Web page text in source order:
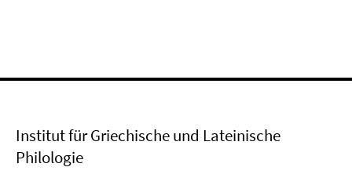
Institut für Griechische und Lateinische
Philologie